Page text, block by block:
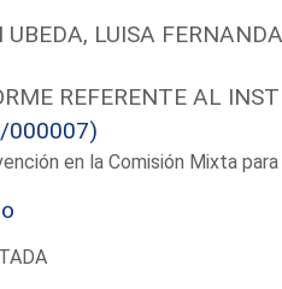
UBEDA, LUISA
REFERENTE AL
000007)
en la Comisión Mixta